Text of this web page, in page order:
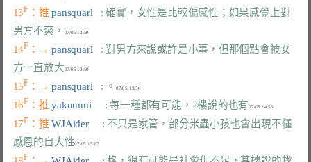
13F ：推 pansquarl : 確實，女性是比較偏感性；如果感覺上對
男方不爽，
14F ：→ pansquarl : 對男方來說或許是小事，但那個點會被女
方一直放大
15F ：→ pansquarl : 。 07/05 13:50
16F ：推 yakummi : 每一種都有可能，2樓說的也有 07/05 14:56
17F ：推 WJAider : 不只是家管，部分米蟲小孩也會出現不懂
感恩的自大性
07/05 15:17
F